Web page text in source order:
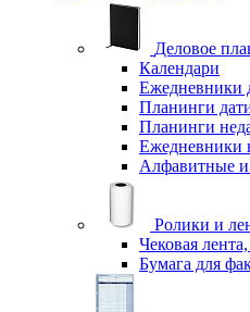
Деловое
Календари
Ежедневники
Планинги
Планинги
Ежедневники
Алфавитные
Ролики и
Чековая
Бумага для